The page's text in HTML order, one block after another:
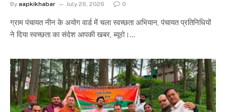
By aapkikhabar July 26, 2026 0
ग्राम पंचायत नीन के अयोग वार्ड में चला स्वच्छता अभियान, पंचायत प्रतिनिधियों
ने दिया स्वच्छता का संदेश आपकी खबर, ब्यूरो।…